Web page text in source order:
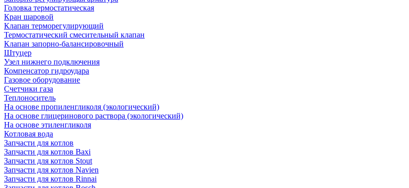
Головка термостатическая
Кран шаровой
Клапан терморегулирующий
Термостатический смесительный клапан
Клапан запорно-балансировочный
Штуцер
Узел нижнего подключения
Компенсатор гидроудара
Газовое оборудование
Счетчики газа
Теплоноситель
На основе пропиленгликоля (экологический)
На основе глицеринового раствора (экологический)
На основе этиленгликоля
Котловая вода
Запчасти для котлов
Запчасти для котлов Baxi
Запчасти для котлов Stout
Запчасти для котлов Navien
Запчасти для котлов Rinnai